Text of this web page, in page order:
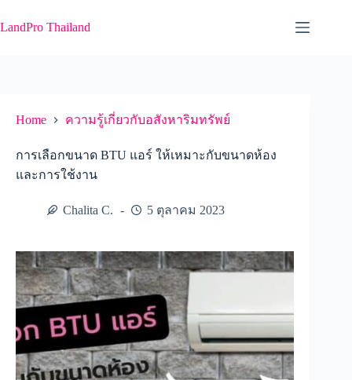
to
content
LandPro Thailand
Home ความรู้เกี่ยวกับอสังหาริมทรัพย์
การเลือกขนาด BTU แอร์ ให้เหมาะกับขนาดห้อง
และการใช้งาน
Chalita C. 5 ตุลาคม 2023